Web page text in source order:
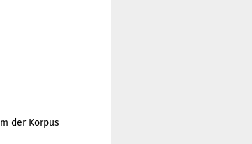
der Korpus